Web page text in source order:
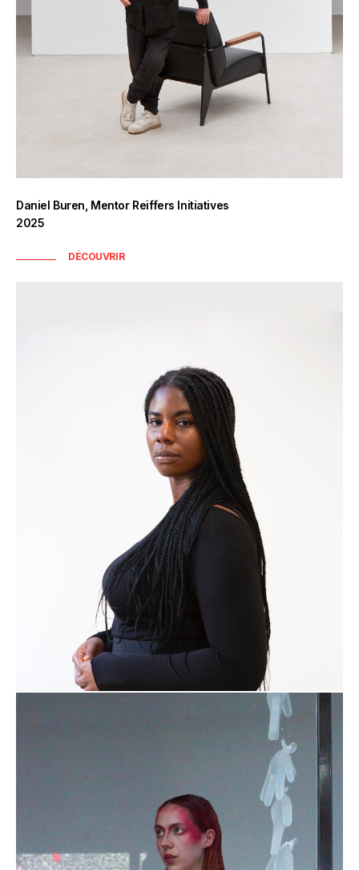
Daniel Buren, Mentor Reiffers Initiatives
2025
DÉCOUVRIR
Ymane Chabi-Gara
DÉCOUVRIR